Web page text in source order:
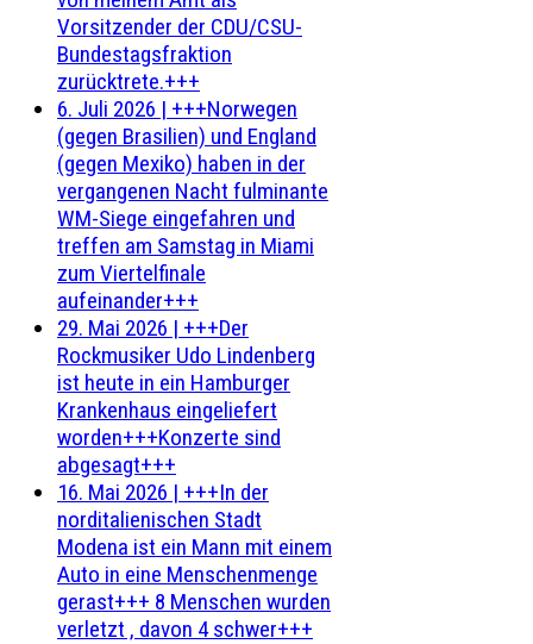
Vorsitzender der CDU/CSU-
Bundestagsfraktion
zurücktrete.+++
6. Juli 2026 | +++Norwegen
(gegen Brasilien) und England
(gegen Mexiko) haben in der
vergangenen Nacht fulminante
WM-Siege eingefahren und
treffen am Samstag in Miami
zum Viertelfinale
aufeinander+++
29. Mai 2026 | +++Der
Rockmusiker Udo Lindenberg
ist heute in ein Hamburger
Krankenhaus eingeliefert
worden+++Konzerte sind
abgesagt+++
16. Mai 2026 | +++In der
norditalienischen Stadt
Modena ist ein Mann mit einem
Auto in eine Menschenmenge
gerast+++ 8 Menschen wurden
verletzt , davon 4 schwer+++